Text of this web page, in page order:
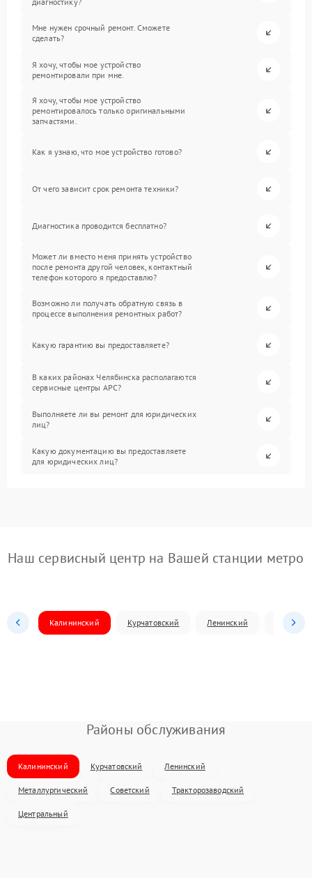
Мне нужен срочный ремонт. Сможете
сделать?
Я хочу, чтобы мое устройство
ремонтировали при мне.
Я хочу, чтобы мое устройство
ремонтировалось только оригинальными
запчастями.
Как я узнаю, что мое устройство готово?
От чего зависит срок ремонта техники?
Диагностика проводится бесплатно?
Может ли вместо меня принять устройство
после ремонта другой человек, контактный
телефон которого я предоставлю?
Возможно ли получать обратную связь в
процессе выполнения ремонтных работ?
Какую гарантию вы предоставляете?
В каких районах Челябинска располагаются
сервисные центры APC?
Выполняете ли вы ремонт для юридических
лиц?
Какую документацию вы предоставляете
для юридических лиц?
Наш сервисный центр на Вашей станции метро
Калининский Курчатовский Ленинский
Районы обслуживания
Калининский Курчатовский Ленинский
Металлургический Советский Тракторозаводский
Центральный